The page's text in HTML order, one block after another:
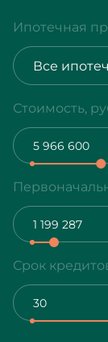
Ипотечная
Все
Стоимость,
Срок